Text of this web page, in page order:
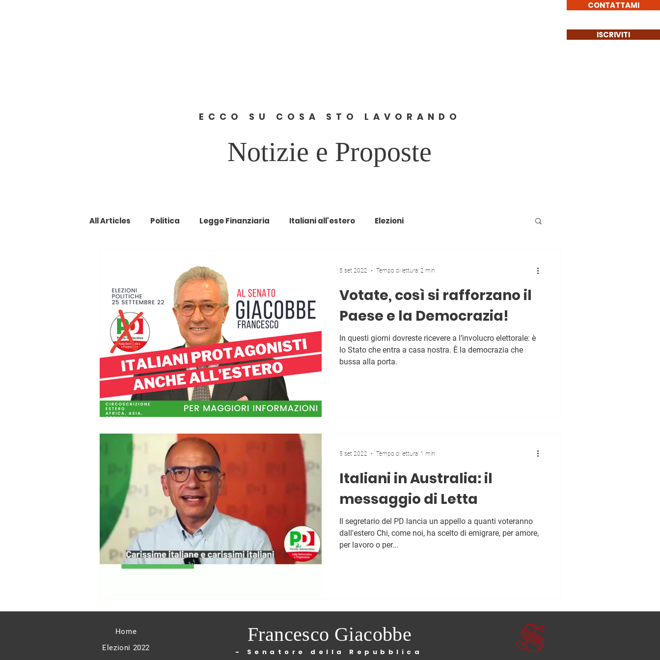
CONTATTAMI
ISCRIVITI
ECCO SU COSA STO LAVORANDO
Notizie e Proposte
All Articles Politica Legge Finanziaria Italiani all'estero Elezioni
Votate, così si rafforzano il
Paese e la Democrazia!
In questi giorni dovreste ricevere a l’involucro elettorale: è
lo Stato che entra a casa nostra. È la democrazia che
bussa alla porta.
5 set 2022 Tempo di lettura: 2 min
Italiani in Australia: il
messaggio di Letta
Il segretario del PD lancia un appello a quanti voteranno
dall'estero Chi, come noi, ha scelto di emigrare, per amore,
per lavoro o per...
5 set 2022 Tempo di lettura: 1 min
Home
Elezioni 2022
Francesco Giacobbe
- Senatore della Repubblica